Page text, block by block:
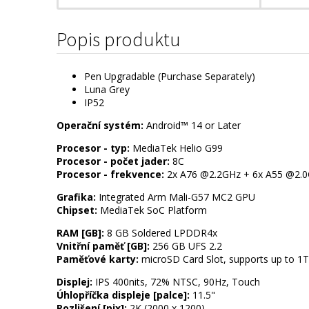
Popis produktu
Pen Upgradable (Purchase Separately)
Luna Grey
IP52
Operační systém: Android™ 14 or Later
Procesor - typ: MediaTek Helio G99
Procesor - počet jader: 8C
Procesor - frekvence: 2x A76 @2.2GHz + 6x A55
Grafika: Integrated Arm Mali-G57 MC2 GPU
Chipset: MediaTek SoC Platform
RAM [GB]: 8 GB Soldered LPDDR4x
Vnitřní paměť [GB]: 256 GB UFS 2.2
Paměťové karty: microSD Card Slot, supports up to
Displej: IPS 400nits, 72% NTSC, 90Hz, Touch
Úhlopříčka displeje [palce]: 11.5"